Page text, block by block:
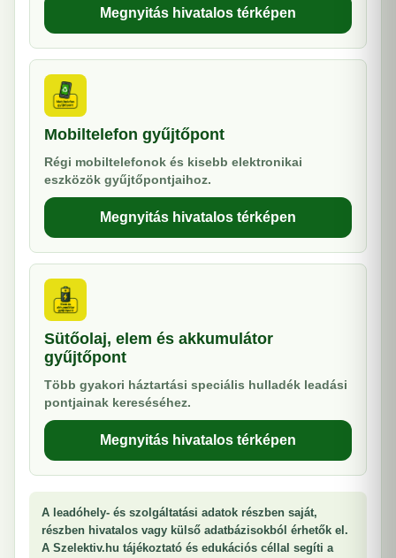
Megnyitás hivatalos térképen
Mobiltelefon gyűjtőpont
Régi mobiltelefonok és kisebb elektronikai
eszközök gyűjtőpontjaihoz.
Megnyitás hivatalos térképen
Sütőolaj, elem és akkumulátor
gyűjtőpont
Több gyakori háztartási speciális hulladék leadási
pontjainak kereséséhez.
Megnyitás hivatalos térképen
A leadóhely- és szolgáltatási adatok részben saját,
részben hivatalos vagy külső adatbázisokból érhetők el.
A Szelektiv.hu tájékoztató és edukációs céllal segíti a